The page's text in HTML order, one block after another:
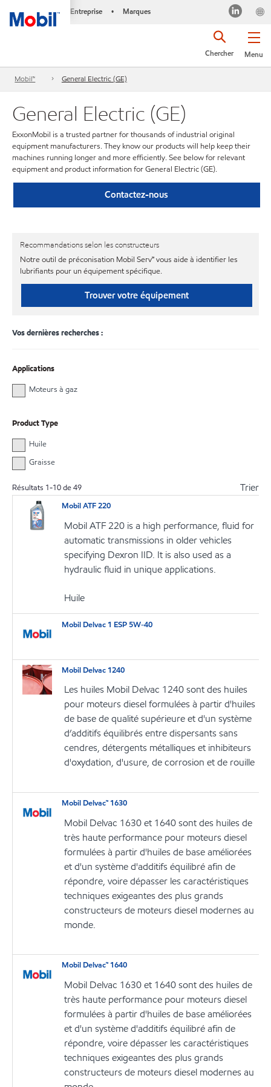
Entreprise • Marques
Menu
Chercher
Mobil™ General Electric (GE)
General Electric (GE)
ExxonMobil is a trusted partner for thousands of industrial original
equipment manufacturers. They know our products will help keep their
machines running longer and more efficiently. See below for relevant
equipment and product information for General Electric (GE).
Contactez-nous
Recommandations selon les constructeurs
Notre outil de préconisation Mobil Serv℠ vous aide à identifier les
lubrifiants pour un équipement spécifique.
Trouver votre équipement
Vos dernières recherches :
Applications
Moteurs à gaz
Product Type
Huile
Graisse
Résultats 1-10de49 Trier
Mobil ATF 220
Mobil ATF 220 is a high performance, fluid for
automatic transmissions in older vehicles
specifying Dexron IID. It is also used as a
hydraulic fluid in unique applications.
Huile
Mobil Delvac 1 ESP 5W-40
Mobil Delvac 1240
Les huiles Mobil Delvac 1240 sont des huiles
pour moteurs diesel formulées à partir d'huiles
de base de qualité supérieure et d'un système
d’additifs équilibrés entre dispersants sans
cendres, détergents métalliques et inhibiteurs
d'oxydation, d'usure, de corrosion et de rouille
Mobil Delvac™ 1630
Mobil Delvac 1630 et 1640 sont des huiles de
très haute performance pour moteurs diesel
formulées à partir d'huiles de base améliorées
et d'un système d'additifs équilibré afin de
répondre, voire dépasser les caractéristiques
techniques exigeantes des plus grands
constructeurs de moteurs diesel modernes au
monde.
Mobil Delvac™ 1640
Mobil Delvac 1630 et 1640 sont des huiles de
très haute performance pour moteurs diesel
formulées à partir d'huiles de base améliorées
et d'un système d'additifs équilibré afin de
répondre, voire dépasser les caractéristiques
techniques exigeantes des plus grands
constructeurs de moteurs diesel modernes au